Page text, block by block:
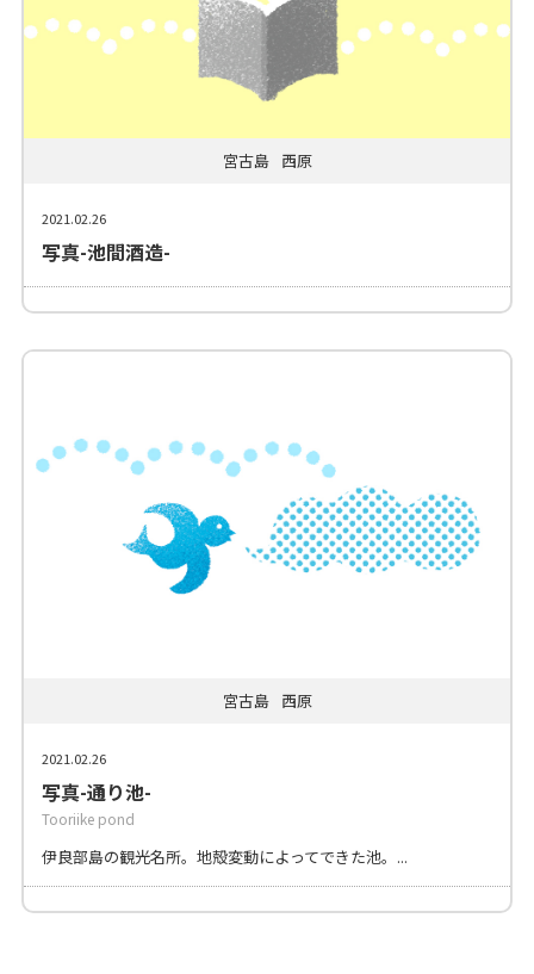
宮古島 西原
2021.02.26
写真-池間酒造-
宮古島 西原
2021.02.26
写真-通り池-
Tooriike pond
伊良部島の観光名所。地殻変動によってできた池。...